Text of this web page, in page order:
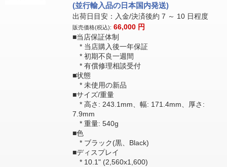
(並行輸入品の日本国内発送)
出荷日目安：入金/決済後約 7 ～ 10 日程度
販売価格(税込): 66,000 円
■当店保証体制
* 当店購入後一年保証
* 初期不良一週間
* 有償修理相談受付
■状態
* 未使用の新品
■サイズ/重量
* 高さ: 243.1mm、幅: 171.4mm、厚さ:
7.9mm
* 重量: 540g
■色
* ブラック(黒、Black)
■ディスプレイ
* 10.1" (2,560x1,600)